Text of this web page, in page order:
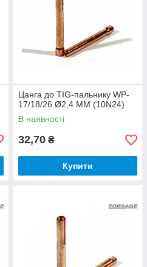
Цанга до TIG-пальнику WP-
17/18/26 Ø2,4 ММ (10N24)
В наявності
32,70 ₴
Купити